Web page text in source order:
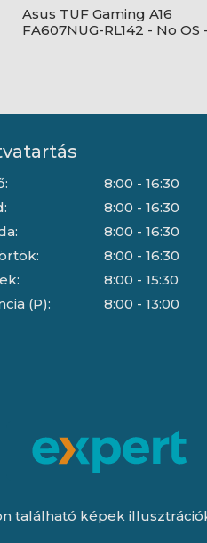
Asus TUF Gaming A16
FA607NUG-RL142 - No OS -
(P):
8:00 - 16:30
8:00 - 16:30
8:00 - 16:30
8:00 - 16:30
8:00 - 15:30
8:00 - 13:00
található képek